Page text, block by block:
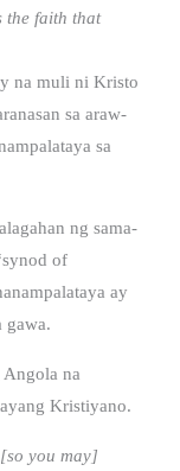
the faith that
na muli ni Kristo
sa araw-
sa
ng sama-
of
ay
gawa.
na
Kristiyano.
you may]